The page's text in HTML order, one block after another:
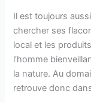
Il est toujours
chercher ses
local et les
l’homme
la nature. Au
retrouve donc